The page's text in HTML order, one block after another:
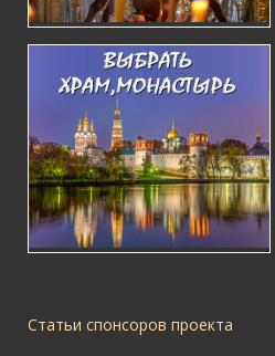
Статьи спонсоров проекта